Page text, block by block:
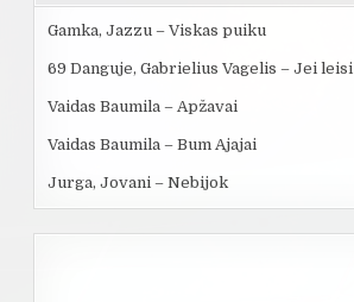
Gamka, Jazzu – Viskas puiku
69 Danguje, Gabrielius Vagelis – Jei leisi
Vaidas Baumila – Apžavai
Vaidas Baumila – Bum Ajajai
Jurga, Jovani – Nebijok